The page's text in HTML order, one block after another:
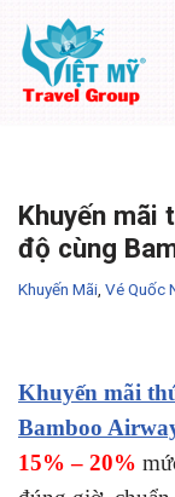
Chuyển
tới
Khuyến mãi
độ cùng
Khuyến Mãi Vé Quốc
Khuyến mãi
Bamboo
15% – 20%